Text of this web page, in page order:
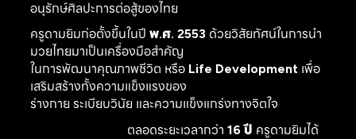
อนุรักษ์ศิลปะการต่อสู้ของไทย
ครูดามยิมก่อตั้งขึ้นในปี พ.ศ. 2553ด้วยวิสัยทัศน์ในการนำ
มวยไทยมาเป็นเครื่องมือสำคัญ
ในการพัฒนาคุณภาพชีวิต หรือ Life Developmentเพื่อ
เสริมสร้างทั้งความแข็งแรงของ
ร่างกาย ระเบียบวินัย และความแข็งแกร่งทางจิตใจ
ตลอดระยะเวลากว่า 16 ปี ครูดามยิมได้